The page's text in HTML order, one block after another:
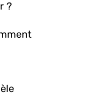
?